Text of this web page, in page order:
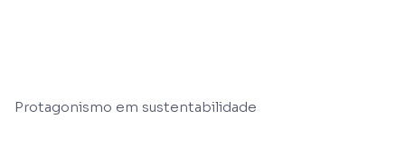
Protagonismo em sustentabilidade